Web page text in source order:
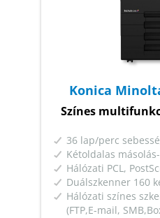
Konica
Színes
36 lap/perc
Kétoldalas
Hálózati PCL,
Duálszkenner 160
Hálózati színes
(FTP,E-mail,